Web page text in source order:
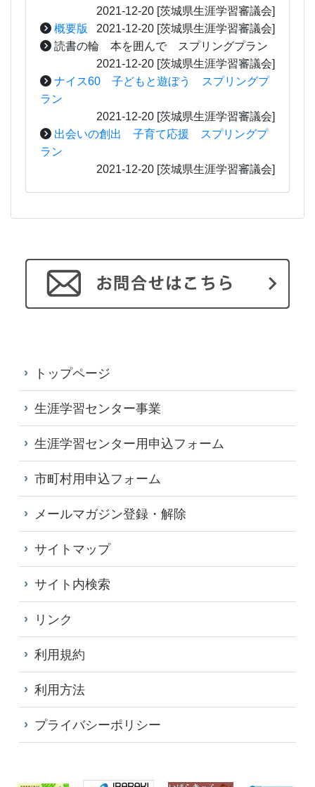
2021-12-20 [茨城県生涯学習審議会]
概要版
2021-12-20 [茨城県生涯学習審議会]
読書の輪 本を囲んで スプリングプラン
2021-12-20 [茨城県生涯学習審議会]
ナイス60 子どもと遊ぼう スプリングプ
ラン
2021-12-20 [茨城県生涯学習審議会]
出会いの創出 子育て応援 スプリングプ
ラン
2021-12-20 [茨城県生涯学習審議会]
トップページ
生涯学習センター事業
生涯学習センター用申込フォーム
市町村用申込フォーム
メールマガジン登録・解除
サイトマップ
サイト内検索
リンク
利用規約
利用方法
プライバシーポリシー